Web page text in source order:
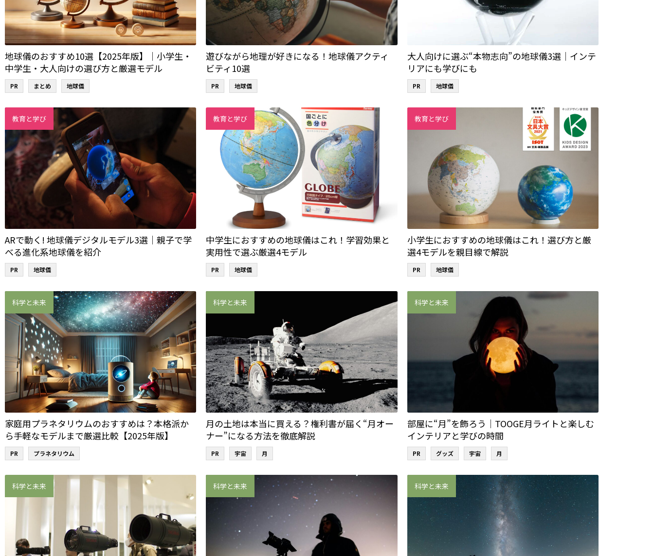
地球儀のおすすめ10選【2025年版】｜小学生・
中学生・大人向けの選び方と厳選モデル
PR まとめ 地球儀
遊びながら地理が好きになる！地球儀アクティ
ビティ10選
PR 地球儀
大人向けに選ぶ“本物志向”の地球儀3選｜インテ
リアにも学びにも
PR 地球儀
教育と学び
ARで動く! 地球儀デジタルモデル3選｜親子で学
べる進化系地球儀を紹介
PR 地球儀
教育と学び
中学生におすすめの地球儀はこれ！学習効果と
実用性で選ぶ厳選4モデル
PR 地球儀
教育と学び
小学生におすすめの地球儀はこれ！選び方と厳
選4モデルを親目線で解説
PR 地球儀
科学と未来
家庭用プラネタリウムのおすすめは？本格派か
ら手軽なモデルまで厳選比較【2025年版】
PR プラネタリウム
科学と未来
月の土地は本当に買える？権利書が届く“月オー
ナー”になる方法を徹底解説
PR 宇宙 月
科学と未来
部屋に“月”を飾ろう｜TOOGE月ライトと楽しむ
インテリアと学びの時間
PR グッズ 宇宙 月
科学と未来 科学と未来 科学と未来